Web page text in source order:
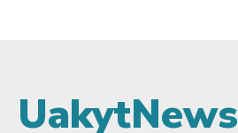
UakytNews